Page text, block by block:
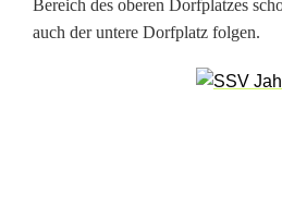
Bereich des oberen Dorfplatzes
auch der untere Dorfplatz folgen.